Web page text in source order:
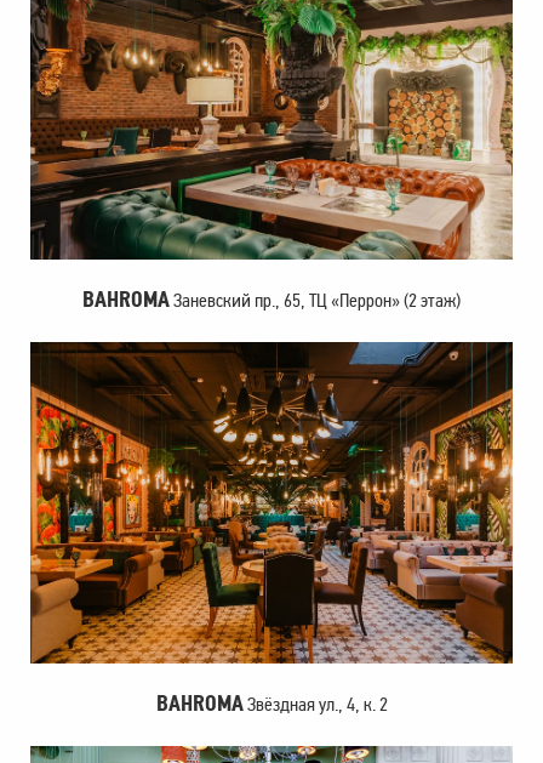
BAHROMAЗаневский пр., 65, ТЦ «Перрон» (2 этаж)
BAHROMAЗвёздная ул., 4, к. 2